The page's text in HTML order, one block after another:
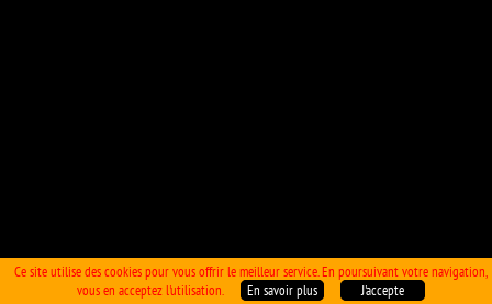
Ce site utilise des cookies pour vous offrir le meilleur service. En poursuivant votre navigation,
vous en acceptez l'utilisation.
En savoir plus J'accepte